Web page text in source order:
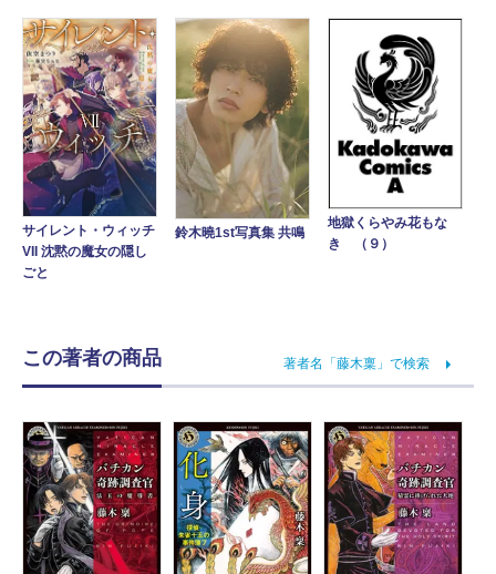
サイレント・ウィッチ
VII 沈黙の魔女の隠し
ごと
鈴木曉1st写真集 共鳴
地獄くらやみ花もな
き （９）
この著者の商品 著者名「藤木稟」で検索